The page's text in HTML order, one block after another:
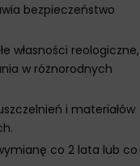
bezpieczeństwo
własności reologiczne,
w różnorodnych
i materiałów
co 2 lata lub co